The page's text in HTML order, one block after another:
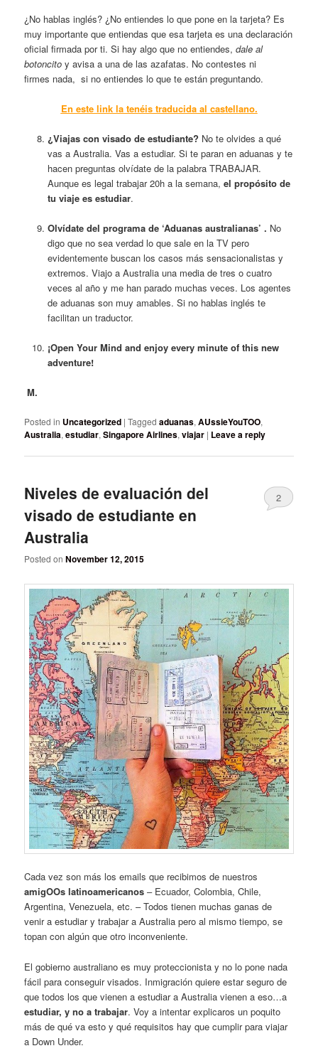
¿No hablas inglés? ¿No entiendes lo que pone en la tarjeta? Es
muy importante que entiendas que esa tarjeta es una declaración
oficial firmada por ti. Si hay algo que no entiendes,dale al
botoncito y avisa a una de las azafatas. No contestes ni
firmes nada, si no entiendes lo que te están preguntando.
En este link la tenéis traducida al castellano.
¿Viajas con visado de estudiante? No te olvides a qué
vas a Australia. Vas a estudiar. Si te paran en aduanas y te
hacen preguntas olvídate de la palabra TRABAJAR.
Aunque es legal trabajar 20h a la semana, el propósito de
tu viaje es estudiar.
Olvídate del programa de ‘Aduanas australianas’ . No
digo que no sea verdad lo que sale en la TV pero
evidentemente buscan los casos más sensacionalistas y
extremos. Viajo a Australia una media de tres o cuatro
veces al año y me han parado muchas veces. Los agentes
de aduanas son muy amables. Si no hablas inglés te
facilitan un traductor.
¡Open Your Mind and enjoy every minute of this new
adventure!
M.
Posted in Uncategorized |Tagged aduanas,AUssieYouTOO,
Australia,estudiar,Singapore Airlines,viajar | Leave a reply
Niveles de evaluación del
visado de estudiante en
Australia
Posted onNovember 12, 2015
2
Cada vez son más los emails que recibimos de nuestros
amigOOs latinoamericanos – Ecuador, Colombia, Chile,
Argentina, Venezuela, etc. – Todos tienen muchas ganas de
venir a estudiar y trabajar a Australia pero al mismo tiempo, se
topan con algún que otro inconveniente.
El gobierno australiano es muy proteccionista y no lo pone nada
fácil para conseguir visados. Inmigración quiere estar seguro de
que todos los que vienen a estudiar a Australia vienen a eso…a
estudiar, y no a trabajar. Voy a intentar explicaros un poquito
más de qué va esto y qué requisitos hay que cumplir para viajar
a Down Under.